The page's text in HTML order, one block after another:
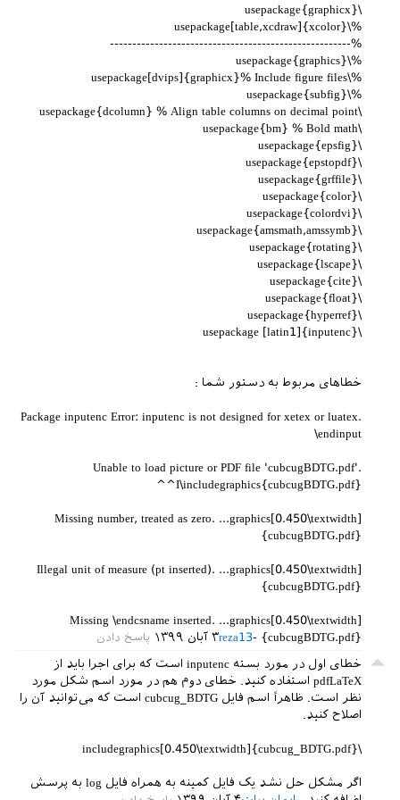
\usepackage{graphicx}
%\usepackage[table,xcdraw]{xcolor}
%------------------------------------------------------
%\usepackage{graphics}
%\usepackage[dvips]{graphicx}% Include figure files
%\usepackage{subfig}
\usepackage{dcolumn} % Align table columns on decimal point
\usepackage{bm} % Bold math
\usepackage{epsfig}
\usepackage{epstopdf}
\usepackage{grffile}
\usepackage{color}
\usepackage{colordvi}
\usepackage{amsmath,amssymb}
\usepackage{rotating}
\usepackage{lscape}
\usepackage{cite}
\usepackage{float}
\usepackage{hyperref}
\usepackage [latin1]{inputenc}
خطاهای مربوط به دستور شما :
Package inputenc Error: inputenc is not designed for xetex or luatex.
\endinput
Unable to load picture or PDF file 'cubcugBDTG.pdf'.
^^I\includegraphics{cubcugBDTG.pdf}
Missing number, treated as zero. ...graphics[0.450\textwidth]
{cubcugBDTG.pdf}
Illegal unit of measure (pt inserted). ...graphics[0.450\textwidth]
{cubcugBDTG.pdf}
Missing \endcsname inserted. ...graphics[0.450\textwidth]
{cubcugBDTG.pdf}
۳ آبان ۱۳۹۹reza13
خطای اول در مورد بسته inputenc است که برای اجرا باید از
pdfLaTeX استفاده کنید. خطای دوم هم در مورد اسم شکل مورد
نظر است. ظاهراً اسم فایل cubcug_BDTG است که می‌توانید آن را
اصلاح کنید.
\includegraphics[0.450\textwidth]{cubcug_BDTG.pdf}
اگر مشکل حل نشد یک فایل کمینه به همراه فایل log به پرسش